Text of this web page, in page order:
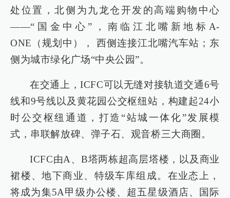
处位置，北侧为九龙仓开发的高端购物中心
——“国金中心”，南临江北嘴新地标A-
ONE（规划中）， 西侧连接江北嘴汽车站；东
侧为城市绿化广场“中央公园”。
在交通上，ICFC可以无缝对接轨道交通6号
线和9号线以及黄花园公交枢纽站，构建起24小
时公交枢纽通道，打造“站城一体化”发展模
式，串联解放碑、弹子石、观音桥三大商圈。
ICFC由A、B塔两栋超高层塔楼，以及商业
裙楼、地下商业、特级车库组成。在业态上，
将成为集5A甲级办公楼、超五星级酒店、国际